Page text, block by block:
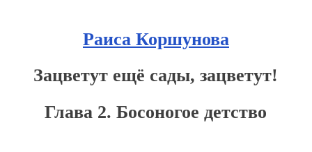
Раиса Коршунова
Зацветут ещё сады, зацветут!
Глава 2. Босоногое детство